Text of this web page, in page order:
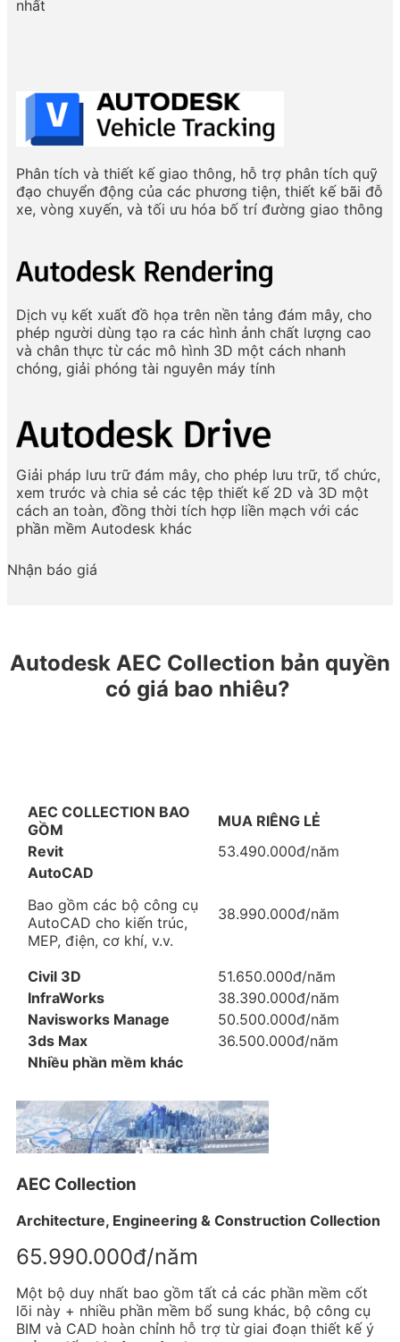
nhất
Phân tích và thiết kế giao thông, hỗ trợ phân tích quỹ
đạo chuyển động của các phương tiện, thiết kế bãi đỗ
xe, vòng xuyến, và tối ưu hóa bố trí đường giao thông
Dịch vụ kết xuất đồ họa trên nền tảng đám mây, cho
phép người dùng tạo ra các hình ảnh chất lượng cao
và chân thực từ các mô hình 3D một cách nhanh
chóng, giải phóng tài nguyên máy tính
Giải pháp lưu trữ đám mây, cho phép lưu trữ, tổ chức,
xem trước và chia sẻ các tệp thiết kế 2D và 3D một
cách an toàn, đồng thời tích hợp liền mạch với các
phần mềm Autodesk khác
Nhận báo giá
Autodesk AEC Collection bản quyền
có giá bao nhiêu?
AEC COLLECTION BAO
GỒM
MUA RIÊNG LẺ
Revit
53.490.000đ/năm
AutoCAD
Bao gồm các bộ công cụ
AutoCAD cho kiến trúc,
MEP, điện, cơ khí, v.v.
38.990.000đ/năm
Civil 3D
51.650.000đ/năm
InfraWorks
38.390.000đ/năm
Navisworks Manage
50.500.000đ/năm
3ds Max
36.500.000đ/năm
Nhiều phần mềm khác
AEC Collection
Architecture, Engineering & Construction Collection
65.990.000đ/năm
Một bộ duy nhất bao gồm tất cả các phần mềm cốt
lõi này + nhiều phần mềm bổ sung khác, bộ công cụ
BIM và CAD hoàn chỉnh hỗ trợ từ giai đoạn thiết kế ý